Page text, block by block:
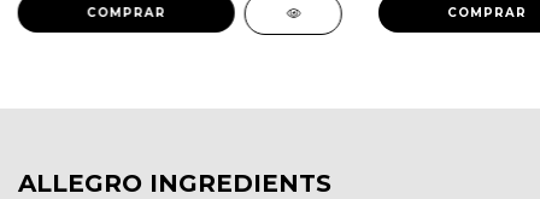
ALLEGRO INGREDIENTS